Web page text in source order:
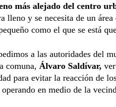
más alejado del centro
lleno y se necesita de un
como el que se está
a las autoridades del
comuna, Álvaro Saldívar,
para evitar la reacción de
en medio de la